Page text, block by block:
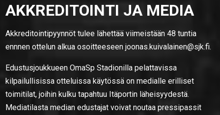
AKKREDITOINTI JA MEDIA
Akkreditointipyynnöt tulee lähettää viimeistään 48 tuntia
ennnen ottelun alkua osoitteeseen joonas.kuivalainen@sjk.fi.
Edustusjoukkueen OmaSp Stadionilla pelattavissa
kilpailullisissa otteluissa käytössä on medialle erilliset
toimitilat, joihin kulku tapahtuu Itäportin läheisyydestä.
Mediatilasta median edustajat voivat noutaa pressipassit